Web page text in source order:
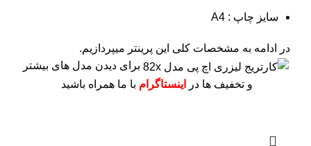
سایز چاپ : A4
در ادامه به مشخصات کلی این پرینتر میپردازیم.
برای دیدن مدل های بیشتر
و تخفیف ها در
اینستاگرام با ما همراه باشید